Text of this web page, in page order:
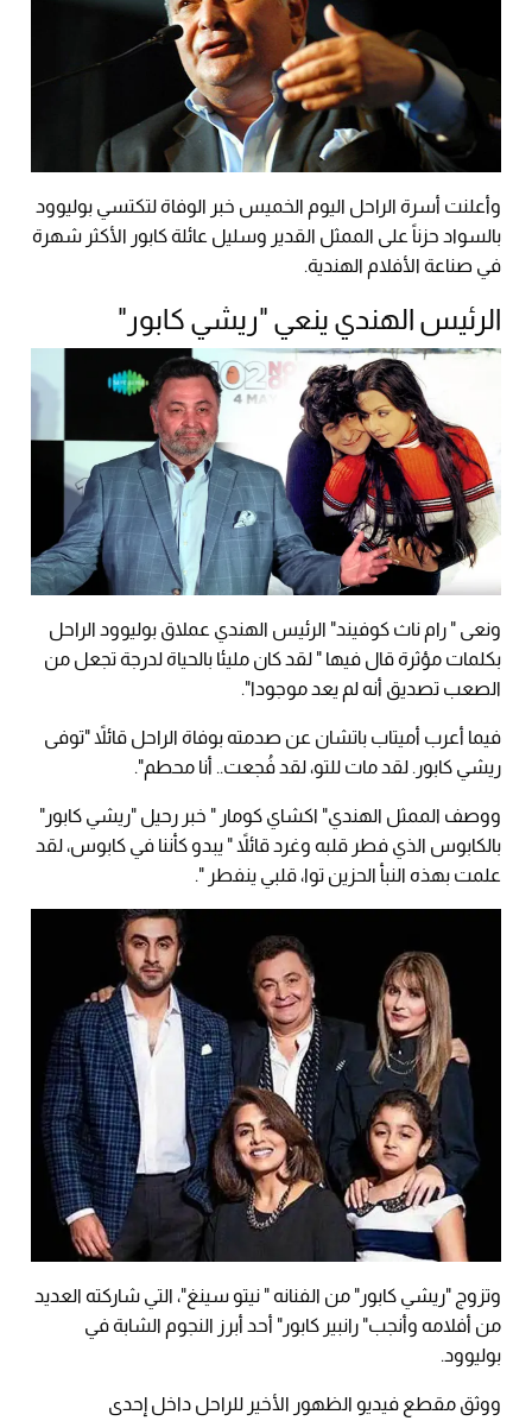
وأعلنت أسرة الراحل اليوم الخميس خبر الوفاة لتكتسي بوليوود
بالسواد حزناً على الممثل القدير وسليل عائلة كابور الأكثر شهرة
في صناعة الأفلام الهندية.
الرئيس الهندي ينعي "ريشي كابور"
ونعى " رام ناث كوفيند" الرئيس الهندي عملاق بوليوود الراحل
بكلمات مؤثرة قال فيها " لقد كان مليئا بالحياة لدرجة تجعل من
الصعب تصديق أنه لم يعد موجودا".
فيما أعرب أميتاب باتشان عن صدمته بوفاة الراحل قائلاً "توفى
ريشي كابور. لقد مات للتو، لقد فُجعت.. أنا محطم".
ووصف الممثل الهندي" اكشاي كومار " خبر رحيل "ريشي كابور"
بالكابوس الذي فطر قلبه وغرد قائلاً " يبدو كأننا في كابوس، لقد
علمت بهذه النبأ الحزين توا، قلبي ينفطر ".
وتزوج "ريشي كابور" من الفنانه " نيتو سينغ"، التي شاركته العديد
من أفلامه وأنجب" رانبير كابور" أحد أبرز النجوم الشابة في
بوليوود.
ووثق مقطع فيديو الظهور الأخير للراحل داخل إحدى